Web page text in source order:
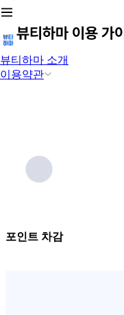
뷰티하마 소개
이용약관
포인트 차감